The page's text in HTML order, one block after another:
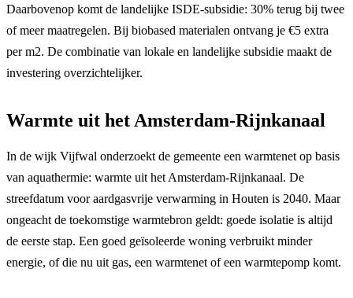
Daarbovenop komt de landelijke ISDE-subsidie: 30% terug bij twee
of meer maatregelen. Bij biobased materialen ontvang je €5 extra
per m2. De combinatie van lokale en landelijke subsidie maakt de
investering overzichtelijker.
Warmte uit het Amsterdam-Rijnkanaal
In de wijk Vijfwal onderzoekt de gemeente een warmtenet op basis
van aquathermie: warmte uit het Amsterdam-Rijnkanaal. De
streefdatum voor aardgasvrije verwarming in Houten is 2040. Maar
ongeacht de toekomstige warmtebron geldt: goede isolatie is altijd
de eerste stap. Een goed geïsoleerde woning verbruikt minder
energie, of die nu uit gas, een warmtenet of een warmtepomp komt.